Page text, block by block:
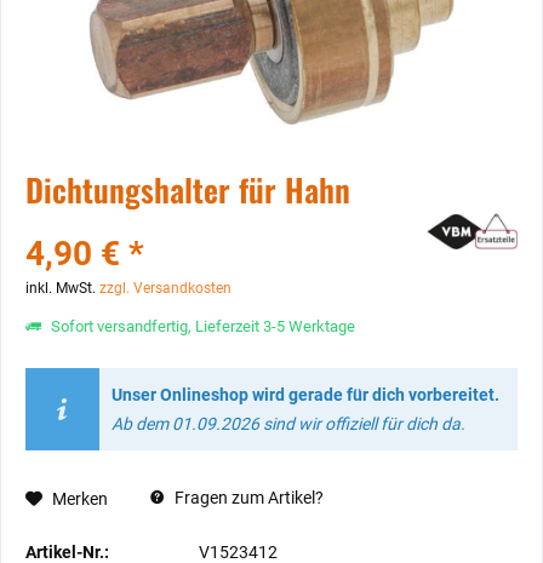
Dichtungshalter für Hahn
4,90 € *
inkl. MwSt. zzgl. Versandkosten
Sofort versandfertig, Lieferzeit 3-5 Werktage
Unser Onlineshop wird gerade für dich vorbereitet.
Ab dem 01.09.2026 sind wir offiziell für dich da.
Merken Fragen zum Artikel?
Artikel-Nr.: V1523412